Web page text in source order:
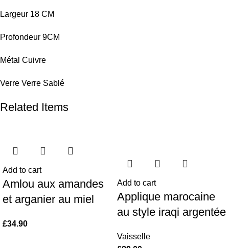
Largeur 18 CM
Profondeur 9CM
Métal Cuivre
Verre Verre Sablé
Related Items
Add to cart
Amlou aux amandes
et arganier au miel
£34.90
Add to cart
Applique marocaine
au style iraqi argentée
Vaisselle